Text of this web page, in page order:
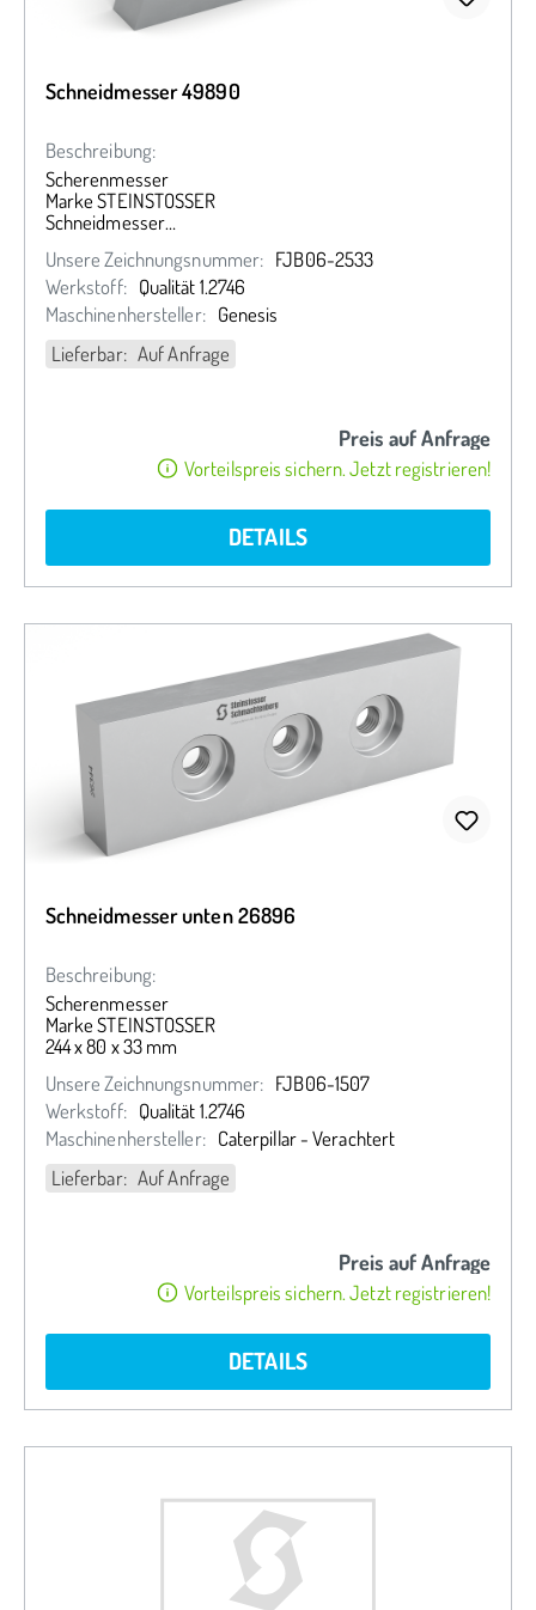
Schneidmesser 49890
Beschreibung:
Scherenmesser
Marke STEINSTOSSER
Schneidmesser
Unsere Zeichnungsnummer: FJB06-2533
Werkstoff: Qualität 1.2746
Maschinenhersteller: Genesis
Lieferbar: Auf Anfrage
Preis auf Anfrage
Vorteilspreis sichern. Jetzt registrieren!
DETAILS
Schneidmesser unten 26896
Beschreibung:
Scherenmesser
Marke STEINSTOSSER
244 x 80 x 33 mm
Unsere Zeichnungsnummer: FJB06-1507
Werkstoff: Qualität 1.2746
Maschinenhersteller: Caterpillar - Verachtert
Lieferbar: Auf Anfrage
Preis auf Anfrage
Vorteilspreis sichern. Jetzt registrieren!
DETAILS